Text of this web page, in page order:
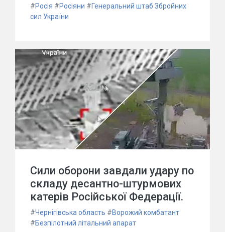
#Росія #Росіяни #Генеральний штаб Збройних
сил України
Сили оборони завдали удару по
складу десантно-штурмових
катерів Російської Федерації.
#Чернігівська область #Ворожий комбатант
#Безпілотний літальний апарат